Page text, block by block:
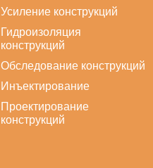
Усиление конструкций
Гидроизоляция
конструкций
Обследование конструкций
Инъектирование
Проектирование
конструкций